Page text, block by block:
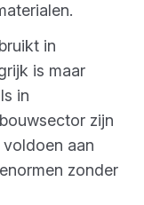
in
is maar
in
zijn
aan
zonder